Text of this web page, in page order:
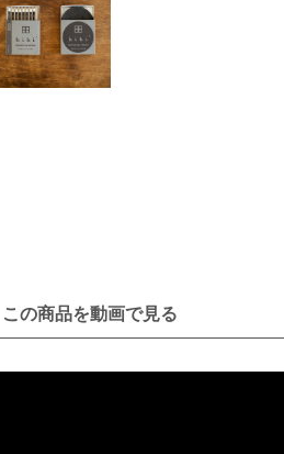
この商品を動画で見る